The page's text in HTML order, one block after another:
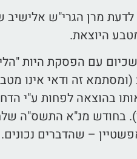
לדעת מרן הגרי"ש אלישיב
היוצאת.
עם הפסקת היות
זה ודאי אינו
בהוצאה לפחות ע"י
בחודש מנ"א התשס"ה
– שהדברים נכונים.